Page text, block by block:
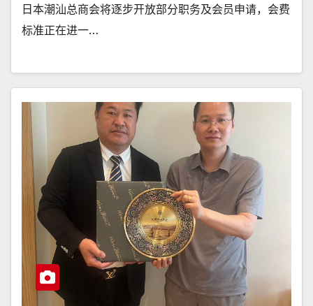
日本潮汕总商会将逐步开放部分职务及会员申请，会费
标准正在进一…